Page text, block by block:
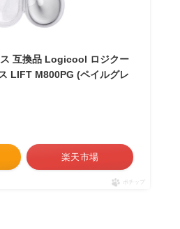
互換品 Logicool ロジクー
LIFT M800PG (ペイルグレ
楽天市場
ポチップ